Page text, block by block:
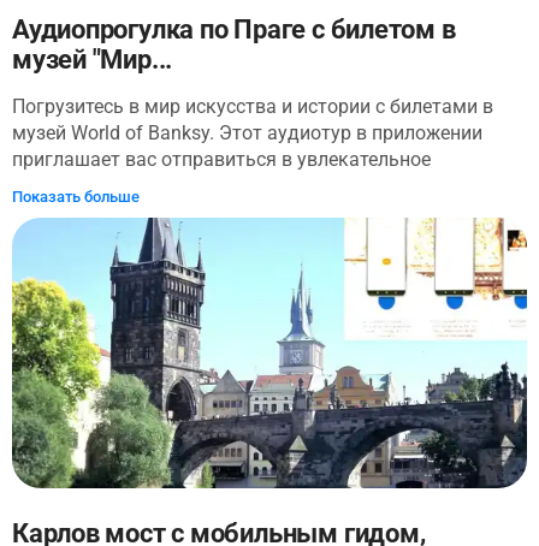
Аудиопрогулка по Праге с билетом в
музей "Мир...
Погрузитесь в мир искусства и истории с билетами в
музей World of Banksy. Этот аудиотур в приложении
приглашает вас отправиться в увлекательное
путешествие по улицам Праги, открывая для себя её
богатое культурное наследие. (!) Обратите внимание,
что билет в музей включен и доступен в приложении, но
аудиоэкскурсия по музею не предусмотрена. После
самостоятельного осмотра музея вы сможете
отправиться на захватывающую прогулку по
знаменитым пражским достопримечательностям
вместе с аудиогидом. Вы окунетесь в атмосферу
творчества и сопротивления, познакомитесь с
политической историей и ярким уличным искусством
Праги. Вы увидите чудо астрономических часов и
сможете глубже понять богатую историю этого
запечатленные в древних каменных стенах, оживут
Показать больше
Карлов мост с мобильным гидом,